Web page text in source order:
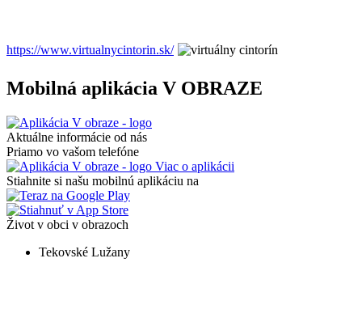
https://www.virtualnycintorin.sk/
Mobilná aplikácia V OBRAZE
Aktuálne informácie od nás
Priamo vo vašom telefóne
Viac o aplikácii
Stiahnite si našu mobilnú aplikáciu na
Život v obci v obrazoch
Tekovské Lužany